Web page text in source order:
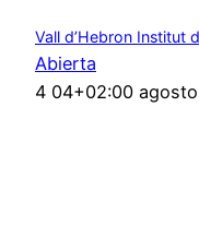
Vall d’Hebron Institut
Abierta
4 04+02:00